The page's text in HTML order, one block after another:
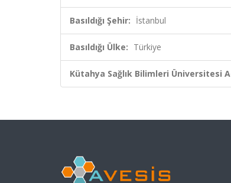
Basıldığı Şehir: İstanbul
Basıldığı Ülke: Türkiye
Kütahya Sağlık Bilimleri Üniversitesi